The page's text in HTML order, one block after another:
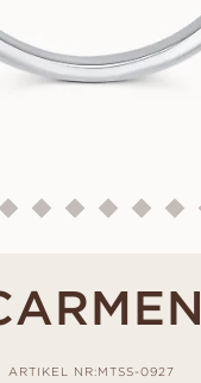
ARTIKEL NR:MTSS-0927